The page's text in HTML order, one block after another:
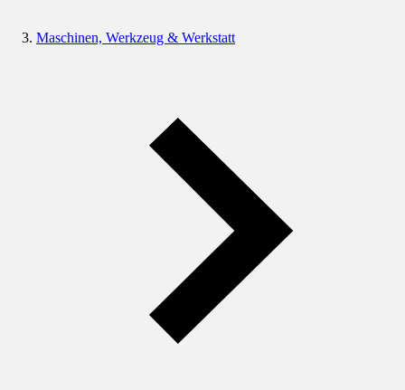
Maschinen, Werkzeug & Werkstatt